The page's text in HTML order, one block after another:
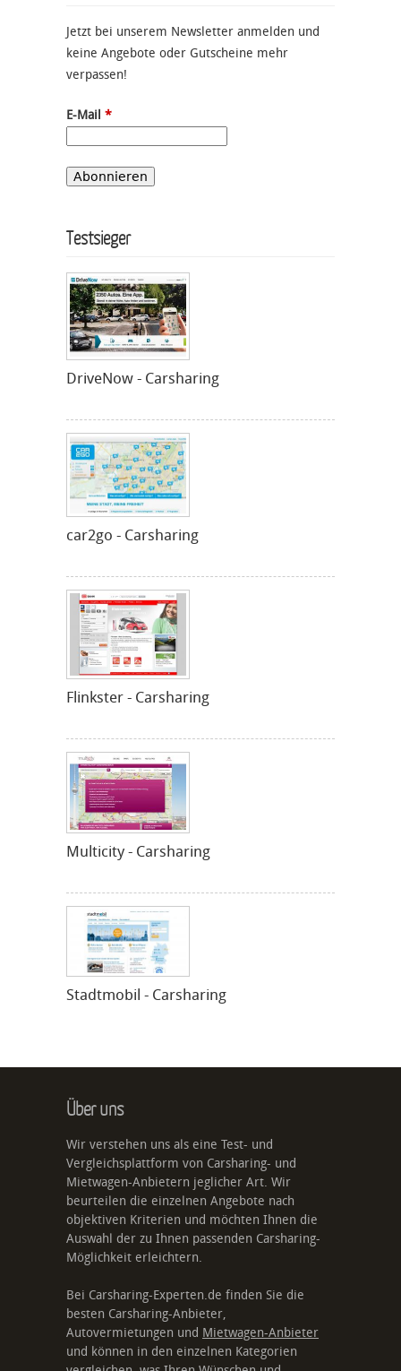
Jetzt bei unserem Newsletter anmelden und
keine Angebote oder Gutscheine mehr
verpassen!
E-Mail *
Testsieger
DriveNow - Carsharing
car2go - Carsharing
Flinkster - Carsharing
Multicity - Carsharing
Stadtmobil - Carsharing
Über uns
Wir verstehen uns als eine Test- und
Vergleichsplattform von Carsharing- und
Mietwagen-Anbietern jeglicher Art. Wir
beurteilen die einzelnen Angebote nach
objektiven Kriterien und möchten Ihnen die
Auswahl der zu Ihnen passenden Carsharing-
Möglichkeit erleichtern.
Bei Carsharing-Experten.de finden Sie die
besten Carsharing-Anbieter,
Autovermietungen und Mietwagen-Anbieter
und können in den einzelnen Kategorien